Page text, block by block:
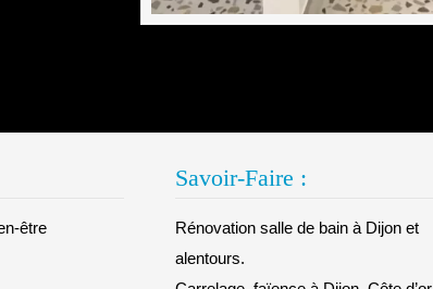
être
Savoir-Faire :
Rénovation salle de bain à Dijon et
alentours.